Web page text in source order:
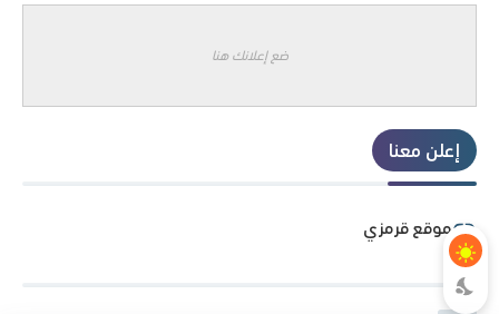
ضع إعلانك هنا
إعلن معنا
موقع قرمزي